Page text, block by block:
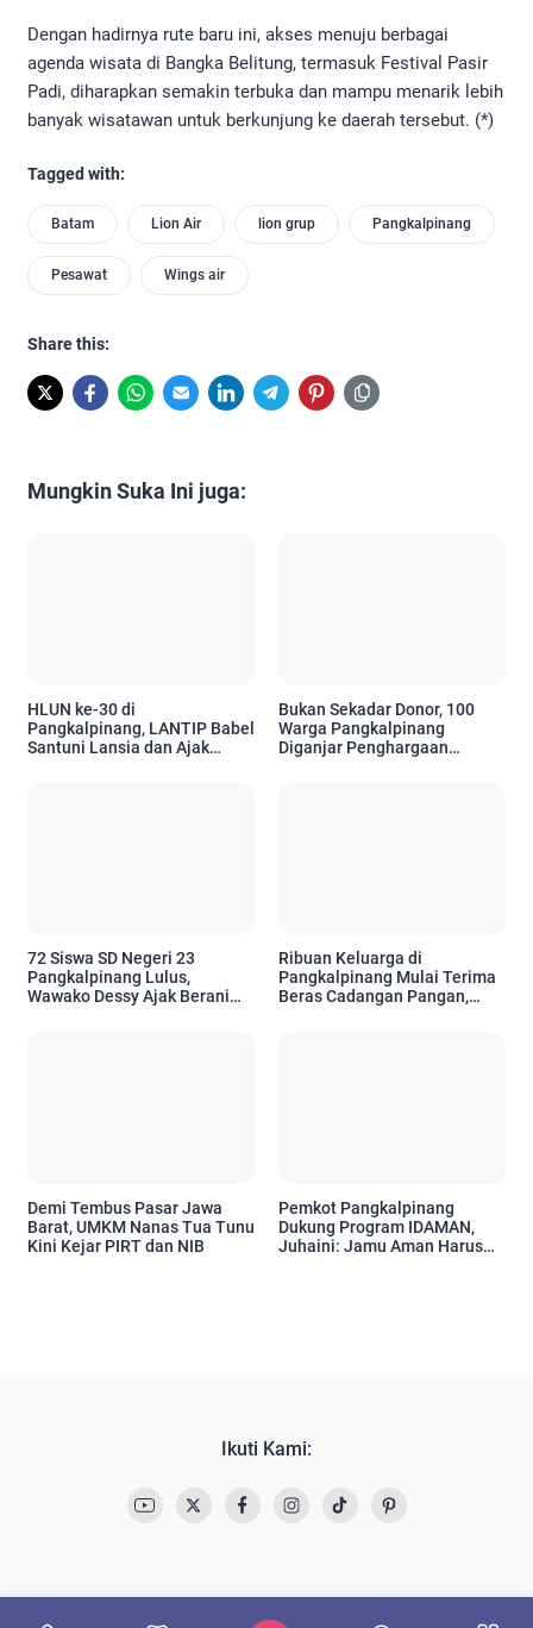
Dengan hadirnya rute baru ini, akses menuju berbagai
agenda wisata di Bangka Belitung, termasuk Festival Pasir
Padi, diharapkan semakin terbuka dan mampu menarik lebih
banyak wisatawan untuk berkunjung ke daerah tersebut. (*)
Tagged with:
Batam Lion Air lion grup Pangkalpinang
Pesawat Wings air
Share this:
Mungkin Suka Ini juga:
HLUN ke-30 di
Pangkalpinang, LANTIP Babel
Santuni Lansia dan Ajak
Bukan Sekadar Donor, 100
Warga Pangkalpinang
Diganjar Penghargaan
72 Siswa SD Negeri 23
Pangkalpinang Lulus,
Wawako Dessy Ajak Berani
Ribuan Keluarga di
Pangkalpinang Mulai Terima
Beras Cadangan Pangan,
Demi Tembus Pasar Jawa
Barat, UMKM Nanas Tua Tunu
Kini Kejar PIRT dan NIB
Pemkot Pangkalpinang
Dukung Program IDAMAN,
Juhaini: Jamu Aman Harus
Ikuti Kami: